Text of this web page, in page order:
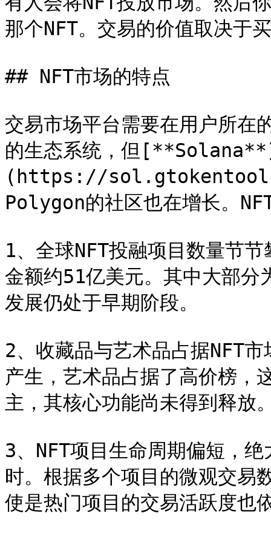
那个NFT。交易的价值取决于
## NFT市场的特点
交易市场平台需要在用户所在
的生态系统，但
(https://
Polygon的社区也在增长。
1、全球NFT投融项目数量节
金额约51亿美元。其中大部分
发展仍处于早期阶段。
2、收藏品与艺术品占据NFT
产生，艺术品占据了高价榜，
主，其核心功能尚未得到释放
3、NFT项目生命周期偏短，
时。根据多个项目的微观交易
使是热门项目的交易活跃度也